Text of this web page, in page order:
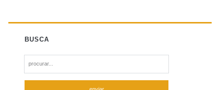
BUSCA
e